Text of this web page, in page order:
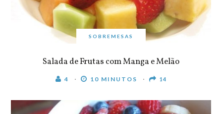
SOBREMESAS
Salada de Frutas com Manga e Melão
4 10 MINUTOS 14